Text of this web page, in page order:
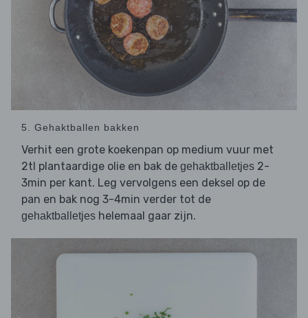
5. Gehaktballen bakken
Verhit een grote koekenpan op medium vuur met
2tl plantaardige olie en bak de gehaktballetjes 2-
3min per kant. Leg vervolgens een deksel op de
pan en bak nog 3-4min verder tot de
gehaktballetjes helemaal gaar zijn.